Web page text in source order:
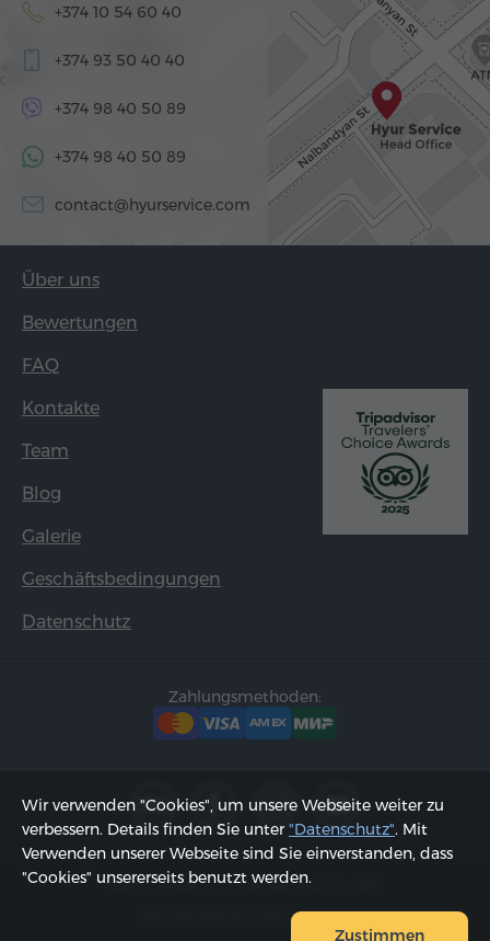
+374 10 54 60 40
+374 93 50 40 40
+374 98 40 50 89
+374 98 40 50 89
contact@hyurservice.com
Über uns
Bewertungen
FAQ
Kontakte
Team
Blog
Galerie
Geschäftsbedingungen
Datenschutz
Zahlungsmethoden:
2002 - 2026, © "Hyur Service" GmbH;
Aktualisiert am 06.08.2026
Wir verwenden "Cookies", um unsere Webseite weiter zu
verbessern. Details finden Sie unter"Datenschutz". Mit
Verwenden unserer Webseite sind Sie einverstanden, dass
"Cookies" unsererseits benutzt werden.
Zustimmen